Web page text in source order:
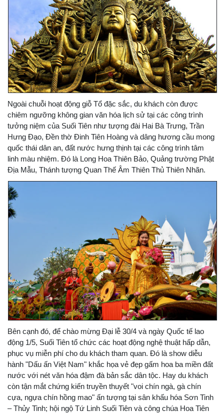
Ngoài chuỗi hoạt động giỗ Tổ đặc sắc, du khách còn được
chiêm ngưỡng không gian văn hóa lịch sử tại các công trình
tưởng niệm của Suối Tiên như tượng đài Hai Bà Trưng, Trần
Hưng Đạo, Đền thờ Đinh Tiên Hoàng và dâng hương cầu mong
quốc thái dân an, đất nước hưng thịnh tại các công trình tâm
linh màu nhiệm. Đó là Long Hoa Thiên Bảo, Quảng trường Phật
Địa Mẫu, Thánh tượng Quan Thế Âm Thiên Thủ Thiên Nhãn.
Bên cạnh đó, để chào mừng Đại lễ 30/4 và ngày Quốc tế lao
động 1/5, Suối Tiên tổ chức các hoạt động nghệ thuật hấp dẫn,
phục vụ miễn phí cho du khách tham quan. Đó là show diễu
hành "Dấu ấn Việt Nam" khắc họa vẻ đẹp gấm hoa ba miền đất
nước với nét văn hóa đậm đà bản sắc dân tộc. Hay du khách
còn tận mắt chứng kiến truyền thuyết "voi chín ngà, gà chín
cựa, ngựa chín hồng mao" ấn tượng tại sân khấu hóa Sơn Tinh
– Thủy Tinh; hội ngộ Tứ Linh Suối Tiên và công chúa Hoa Tiên